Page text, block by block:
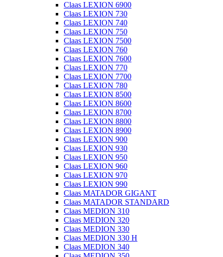
Claas LEXION 6900
Claas LEXION 730
Claas LEXION 740
Claas LEXION 750
Claas LEXION 7500
Claas LEXION 760
Claas LEXION 7600
Claas LEXION 770
Claas LEXION 7700
Claas LEXION 780
Claas LEXION 8500
Claas LEXION 8600
Claas LEXION 8700
Claas LEXION 8800
Claas LEXION 8900
Claas LEXION 900
Claas LEXION 930
Claas LEXION 950
Claas LEXION 960
Claas LEXION 970
Claas LEXION 990
Claas MATADOR GIGANT
Claas MATADOR STANDARD
Claas MEDION 310
Claas MEDION 320
Claas MEDION 330
Claas MEDION 330 H
Claas MEDION 340